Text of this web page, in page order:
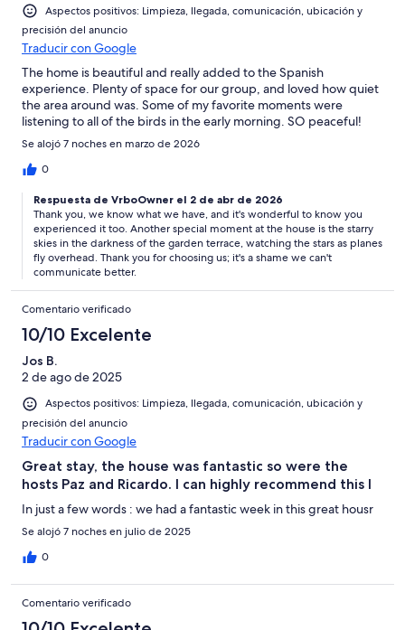
Aspectos positivos: Limpieza, llegada, comunicación, ubicación y
precisión del anuncio
Traducir con Google
The home is beautiful and really added to the Spanish
experience. Plenty of space for our group, and loved how quiet
the area around was. Some of my favorite moments were
listening to all of the birds in the early morning. SO peaceful!
Se alojó 7 noches en marzo de 2026
0
Respuesta de VrboOwner el 2 de abr de 2026
Thank you, we know what we have, and it's wonderful to know you
experienced it too. Another special moment at the house is the starry
skies in the darkness of the garden terrace, watching the stars as planes
fly overhead. Thank you for choosing us; it's a shame we can't
communicate better.
Comentario verificado
10/10 Excelente
Jos B.
2 de ago de 2025
Aspectos positivos: Limpieza, llegada, comunicación, ubicación y
precisión del anuncio
Traducir con Google
Great stay, the house was fantastic so were the
hosts Paz and Ricardo. I can highly recommend this l
In just a few words : we had a fantastic week in this great housr
Se alojó 7 noches en julio de 2025
0
Comentario verificado